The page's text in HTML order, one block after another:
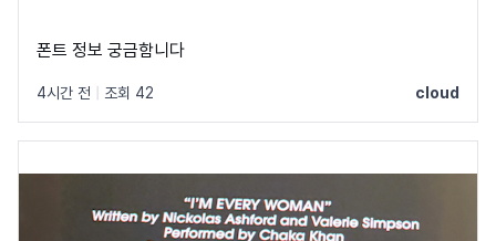
폰트 정보 궁금함니다
4시간 전 조회 42 cloud